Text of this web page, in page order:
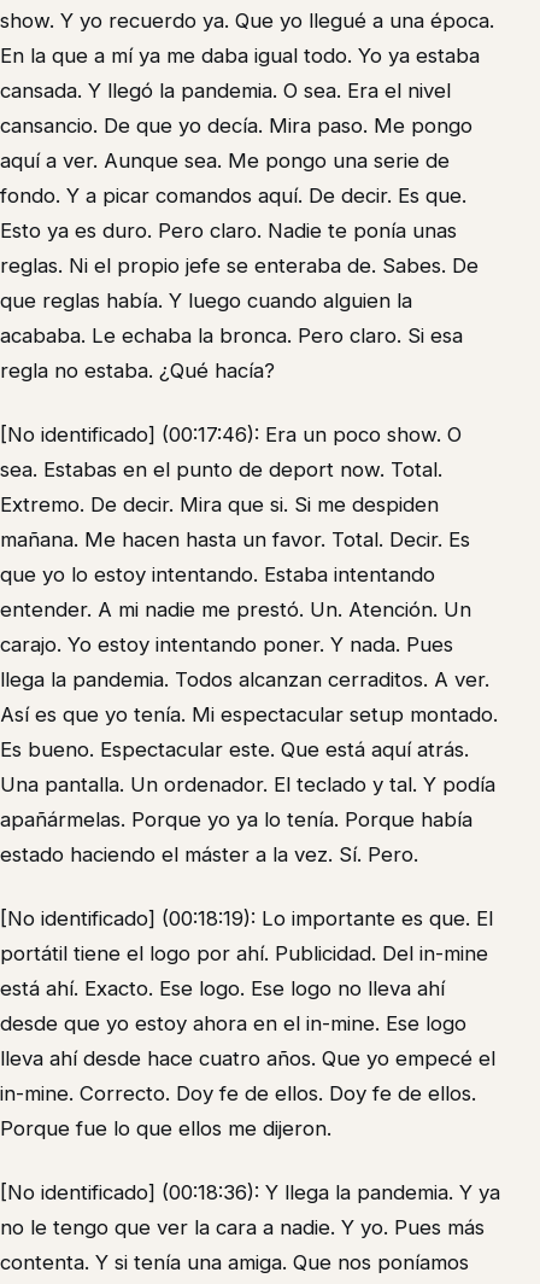
show. Y yo recuerdo ya. Que yo llegué a una época.
En la que a mí ya me daba igual todo. Yo ya estaba
cansada. Y llegó la pandemia. O sea. Era el nivel
cansancio. De que yo decía. Mira paso. Me pongo
aquí a ver. Aunque sea. Me pongo una serie de
fondo. Y a picar comandos aquí. De decir. Es que.
Esto ya es duro. Pero claro. Nadie te ponía unas
reglas. Ni el propio jefe se enteraba de. Sabes. De
que reglas había. Y luego cuando alguien la
acababa. Le echaba la bronca. Pero claro. Si esa
regla no estaba. ¿Qué hacía?
[No identificado] (00:17:46): Era un poco show. O
sea. Estabas en el punto de deport now. Total.
Extremo. De decir. Mira que si. Si me despiden
mañana. Me hacen hasta un favor. Total. Decir. Es
que yo lo estoy intentando. Estaba intentando
entender. A mi nadie me prestó. Un. Atención. Un
carajo. Yo estoy intentando poner. Y nada. Pues
llega la pandemia. Todos alcanzan cerraditos. A ver.
Así es que yo tenía. Mi espectacular setup montado.
Es bueno. Espectacular este. Que está aquí atrás.
Una pantalla. Un ordenador. El teclado y tal. Y podía
apañármelas. Porque yo ya lo tenía. Porque había
estado haciendo el máster a la vez. Sí. Pero.
[No identificado] (00:18:19): Lo importante es que. El
portátil tiene el logo por ahí. Publicidad. Del in-mine
está ahí. Exacto. Ese logo. Ese logo no lleva ahí
desde que yo estoy ahora en el in-mine. Ese logo
lleva ahí desde hace cuatro años. Que yo empecé el
in-mine. Correcto. Doy fe de ellos. Doy fe de ellos.
Porque fue lo que ellos me dijeron.
[No identificado] (00:18:36): Y llega la pandemia. Y ya
no le tengo que ver la cara a nadie. Y yo. Pues más
contenta. Y si tenía una amiga. Que nos poníamos